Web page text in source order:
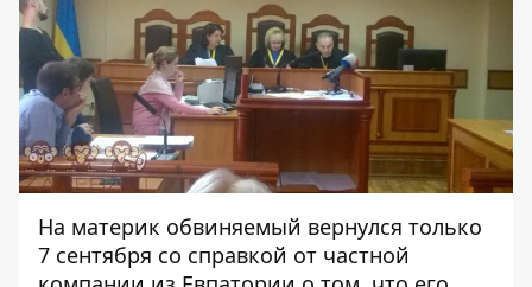
На материк обвиняемый вернулся только
7 сентября со справкой от частной